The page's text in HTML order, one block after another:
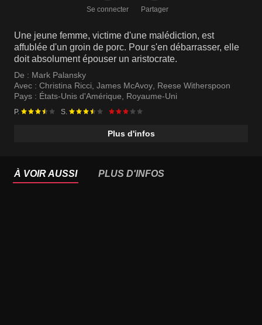
Se connecter Partager
Une jeune femme, victime d'une malédiction, est
affublée d'un groin de porc. Pour s'en débarrasser, elle
doit absolument épouser un aristocrate.
De : Mark Palansky
Avec : Christina Ricci, James McAvoy, Reese Witherspoon
Pays : États-Unis d'Amérique, Royaume-Uni
P. S.
Plus d'infos
À VOIR AUSSI PLUS D'INFOS